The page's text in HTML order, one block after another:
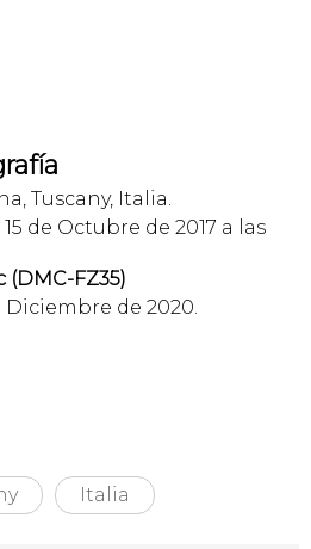
Tuscany, Italia.
de Octubre de 2017 a las
(DMC-FZ35)
Diciembre de 2020.
Italia